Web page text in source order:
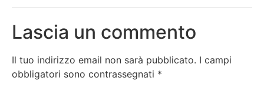
Lascia un commento
Il tuo indirizzo email non sarà pubblicato. I campi
obbligatori sono contrassegnati *